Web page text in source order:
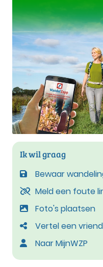
Ik wil graag
Bewaar
Meld een foute
Foto's plaatsen
Vertel een vriend
Naar MijnWZP